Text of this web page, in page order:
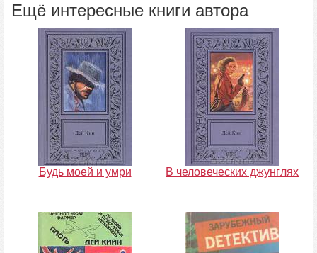
Ещё интересные книги автора
Будь моей и умри В человеческих джунглях